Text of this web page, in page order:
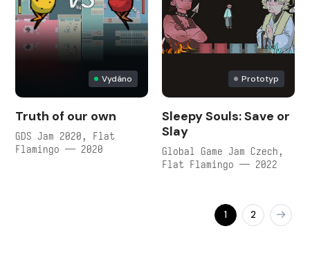
Vydáno
Truth of our own
GDS Jam 2020, Flat
Flamingo — 2020
Prototyp
Sleepy Souls: Save or
Slay
Global Game Jam Czech,
Flat Flamingo — 2022
1 2